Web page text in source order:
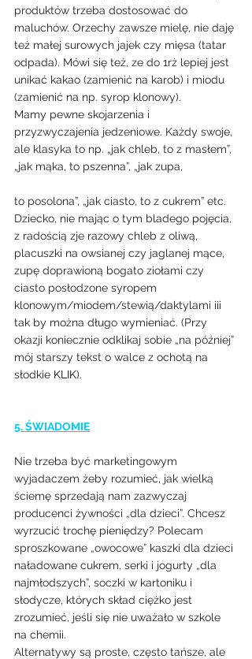
produktów trzeba dostosować do
maluchów. Orzechy zawsze mielę, nie daję
też małej surowych jajek czy mięsa (tatar
odpada). Mówi się też, ze do 1rż lepiej jest
unikać kakao (zamienić na karob) i miodu
(zamienić na np. syrop klonowy).
Mamy pewne skojarzenia i
przyzwyczajenia jedzeniowe. Każdy swoje,
ale klasyka to np. „jak chleb, to z masłem”,
„jak mąka, to pszenna”, „jak zupa,
to posolona”, „jak ciasto, to z cukrem” etc.
Dziecko, nie mając o tym bladego pojęcia,
z radością zje razowy chleb z oliwą,
placuszki na owsianej czy jaglanej mące,
zupę doprawioną bogato ziołami czy
ciasto posłodzone syropem
klonowym/miodem/stewią/daktylami iii
tak by można długo wymieniać. (Przy
okazji koniecznie odklikaj sobie „na później”
mój starszy tekst o walce z ochotą na
słodkie KLIK).
5. ŚWIADOMIE
Nie trzeba być marketingowym
wyjadaczem żeby rozumieć, jak wielką
ściemę sprzedają nam zazwyczaj
producenci żywności „dla dzieci”. Chcesz
wyrzucić trochę pieniędzy? Polecam
sproszkowane „owocowe” kaszki dla dzieci
naładowane cukrem, serki i jogurty „dla
najmłodszych”, soczki w kartoniku i
słodycze, których skład ciężko jest
zrozumieć, jeśli się nie uważało w szkole
na chemii.
Alternatywy są proste, często tańsze, ale